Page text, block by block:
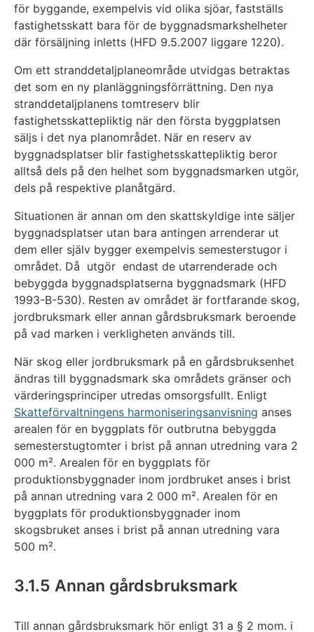
för byggande, exempelvis vid olika sjöar, fastställs
fastighetsskatt bara för de byggnadsmarkshelheter
där försäljning inletts (HFD 9.5.2007 liggare 1220).
Om ett stranddetaljplaneområde utvidgas betraktas
det som en ny planläggningsförrättning. Den nya
stranddetaljplanens tomtreserv blir
fastighetsskattepliktig när den första byggplatsen
säljs i det nya planområdet. När en reserv av
byggnadsplatser blir fastighetsskattepliktig beror
alltså dels på den helhet som byggnadsmarken utgör,
dels på respektive planåtgärd.
Situationen är annan om den skattskyldige inte säljer
byggnadsplatser utan bara antingen arrenderar ut
dem eller själv bygger exempelvis semesterstugor i
området. Då utgör endast de utarrenderade och
bebyggda byggnadsplatserna byggnadsmark (HFD
1993-B-530). Resten av området är fortfarande skog,
jordbruksmark eller annan gårdsbruksmark beroende
på vad marken i verkligheten används till.
När skog eller jordbruksmark på en gårdsbruksenhet
ändras till byggnadsmark ska områdets gränser och
värderingsprinciper utredas omsorgsfullt. Enligt
Skatteförvaltningens harmoniseringsanvisning anses
arealen för en byggplats för outbrutna bebyggda
semesterstugtomter i brist på annan utredning vara 2
000 m². Arealen för en byggplats för
produktionsbyggnader inom jordbruket anses i brist
på annan utredning vara 2 000 m². Arealen för en
byggplats för produktionsbyggnader inom
skogsbruket anses i brist på annan utredning vara
500 m².
3.1.5 Annan gårdsbruksmark
Till annan gårdsbruksmark hör enligt 31 a § 2 mom. i